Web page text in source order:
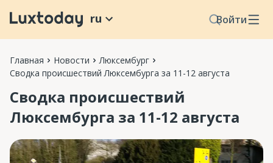
Войти
ru
Главная Новости
Люксембург
Сводка происшествий Люксембурга за 11-12 августа
Сводка происшествий
Люксембурга за 11-12 августа